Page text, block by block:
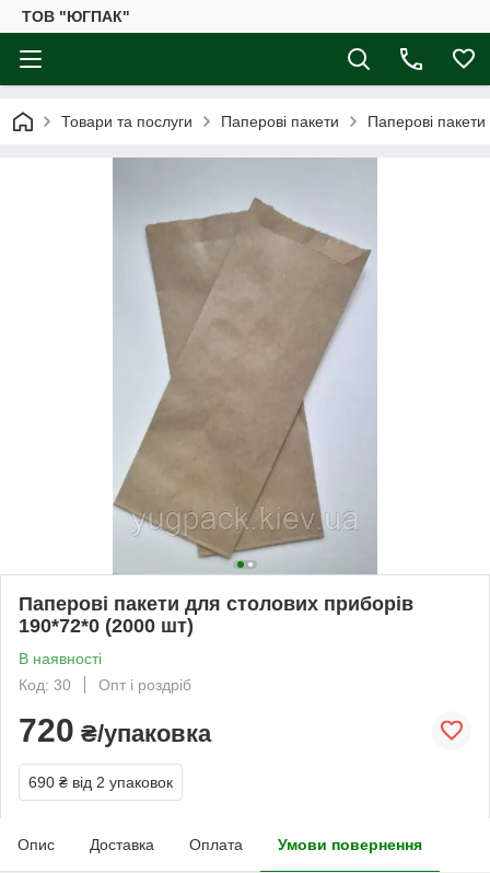
ТОВ "ЮГПАК"
Товари та послуги Паперові пакети Паперові
Паперові пакети для столових приборів
190*72*0 (2000 шт)
В наявності
Код: 30
Опт і роздріб
720 ₴/упаковка
690 ₴ від 2 упаковок
Опис Доставка Оплата Умови повернення